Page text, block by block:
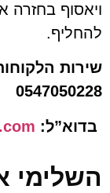
בחזרה את
הלקוחות
את